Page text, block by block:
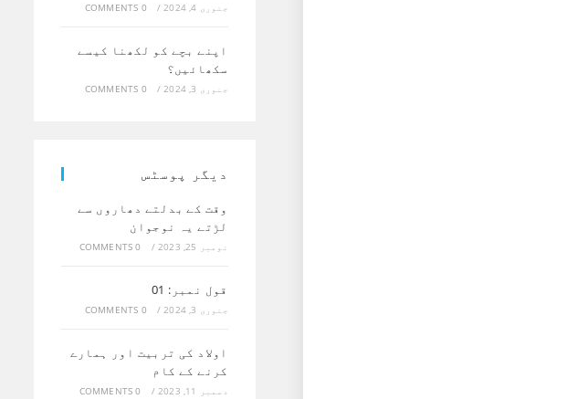
جنوری 4, 2024 /
0 COMMENTS
اپنے بچے کو لکھنا کیسے
سکھائیں؟
جنوری 3, 2024 /
0 COMMENTS
دیگر پوسٹس
وقت کے بدلتے دھاروں سے
لڑتے یہ نوجوان
نومبر 25, 2023 /
0 COMMENTS
قول نمبر: 01
جنوری 3, 2024 /
0 COMMENTS
اولاد کی تربیت اور ہمارے
کرنے کے کام
دسمبر 11, 2023 /
0 COMMENTS